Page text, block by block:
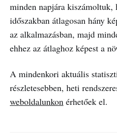
minden napjára kiszámoltuk,
időszakban átlagosan hány
az alkalmazásban, majd
ehhez az átlaghoz képest a
A mindenkori aktuális
részletesebben, heti
weboldalunkon érhetőek el.